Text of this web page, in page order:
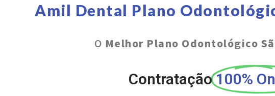
Amil Dental Plano
O Melhor Plano Odontológico
Contratação 100%